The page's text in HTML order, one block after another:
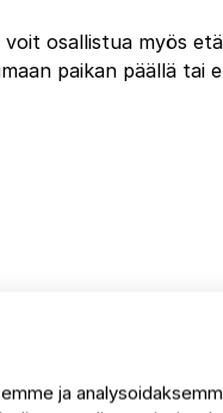
osallistua myös
paikan päällä tai
ja